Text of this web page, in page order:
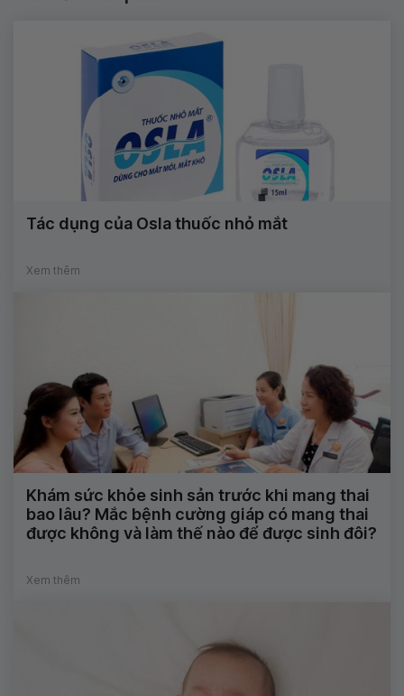
Tác dụng của Osla thuốc nhỏ mắt
Xem thêm
Khám sức khỏe sinh sản trước khi mang thai
bao lâu? Mắc bệnh cường giáp có mang thai
được không và làm thế nào để được sinh đôi?
Xem thêm